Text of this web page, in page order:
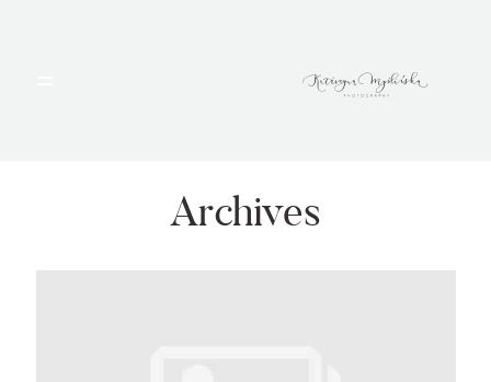
Archives
PORTFOLIO